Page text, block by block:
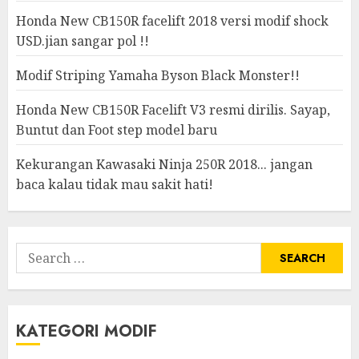
Honda New CB150R facelift 2018 versi modif shock
USD.jian sangar pol !!
Modif Striping Yamaha Byson Black Monster!!
Honda New CB150R Facelift V3 resmi dirilis. Sayap,
Buntut dan Foot step model baru
Kekurangan Kawasaki Ninja 250R 2018... jangan
baca kalau tidak mau sakit hati!
Search
for:
KATEGORI MODIF